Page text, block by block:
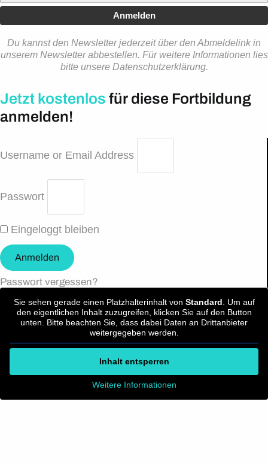
Anmelden
Du kannst den Newsletter jederzeit über den Abmeldelink in
unserem Newsletter abbestellen. Für weitere Informationen lies
bitte unsere Datenschutzerklärung.
Jetzt kostenlos für diese Fortbildung
anmelden!
Username or Email Address
Passwort
Eingeloggt bleiben
Anmelden
Passwort vergessen?
Sie sehen gerade einen Platzhalterinhalt von Standard . Um auf
den eigentlichen Inhalt zuzugreifen, klicken Sie auf den Button
unten. Bitte beachten Sie, dass dabei Daten an Drittanbieter
weitergegeben werden.
Inhalt entsperren
Weitere Informationen